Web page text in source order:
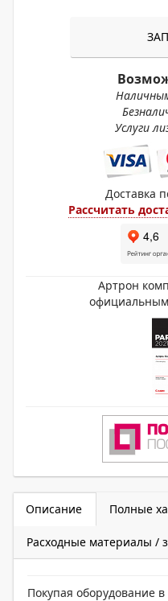
Услуги
Доставка
Рассчитать
Артрон
Описание Полные
Расходные материалы /
Покупая оборудование